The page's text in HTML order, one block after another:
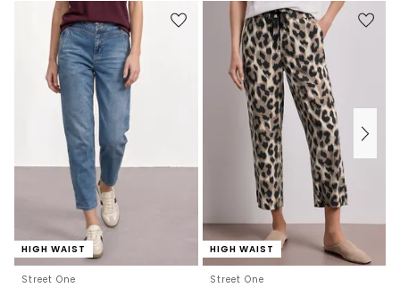
HIGH WAIST
Street One
HIGH WAIST
Street One